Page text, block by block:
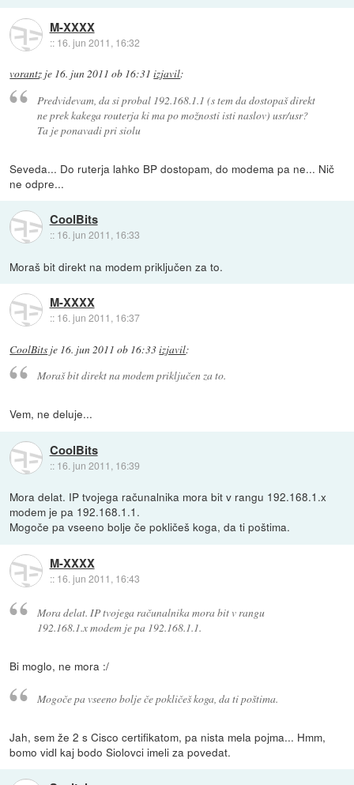
M-XXXX
:: 16. jun 2011, 16:32
vorantz je 16. jun 2011 ob 16:31 izjavil:
Predvidevam, da si probal 192.168.1.1 (s tem da dostopaš direkt
ne prek kakega routerja ki ma po možnosti isti naslov) usr/usr?
Ta je ponavadi pri siolu
Seveda... Do ruterja lahko BP dostopam, do modema pa ne... Nič
ne odpre...
CoolBits
:: 16. jun 2011, 16:33
Moraš bit direkt na modem priključen za to.
M-XXXX
:: 16. jun 2011, 16:37
CoolBits je 16. jun 2011 ob 16:33izjavil:
Moraš bit direkt na modem priključen za to.
Vem, ne deluje...
CoolBits
:: 16. jun 2011, 16:39
Mora delat. IP tvojega računalnika mora bit v rangu 192.168.1.x
modem je pa 192.168.1.1.
Mogoče pa vseeno bolje če pokličeš koga, da ti poštima.
M-XXXX
:: 16. jun 2011, 16:43
Mora delat. IP tvojega računalnika mora bit v rangu
192.168.1.x modem je pa 192.168.1.1.
Bi moglo, ne mora :/
Mogoče pa vseeno bolje če pokličeš koga, da ti poštima.
Jah, sem že 2 s Cisco certifikatom, pa nista mela pojma... Hmm,
bomo vidl kaj bodo Siolovci imeli za povedat.